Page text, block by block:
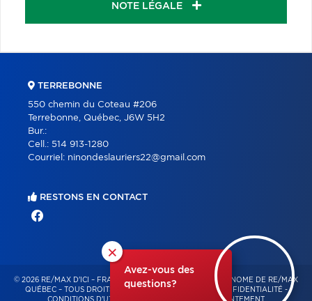
NOTE LÉGALE
×
Avez-vous des
questions?
TERREBONNE
550 chemin du Coteau #206
Terrebonne, Québec, J6W 5H2
Bur.:
Cell.: 514 913-1280
Courriel: ninondeslauriers22@gmail.com
RESTONS EN CONTACT
© 2026 RE/MAX D'ICI – FRANCHISÉ INDÉPENDANT ET AUTONOME DE RE/MAX
QUÉBEC – TOUS DROITS RÉSERVÉS -
POLITIQUE DE CONFIDENTIALITÉ -
CONDITIONS D'UTILISATION
GESTION DU CONSENTEMENT